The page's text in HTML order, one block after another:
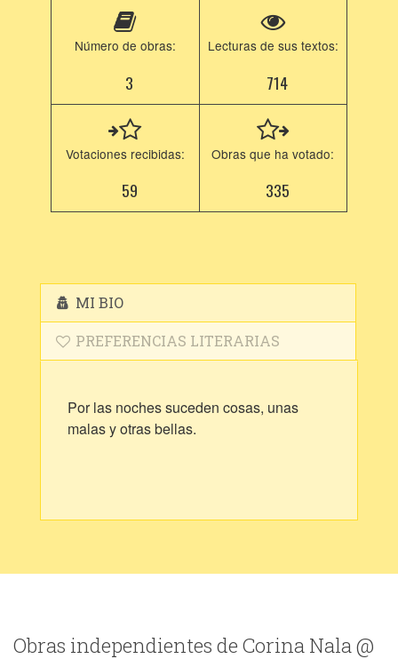
Número de obras:
3
Lecturas de sus textos:
714
Votaciones recibidas:
59
Obras que ha votado:
335
MI BIO
PREFERENCIAS LITERARIAS
Por las noches suceden cosas, unas
malas y otras bellas.
Obras independientes de Corina Nala @